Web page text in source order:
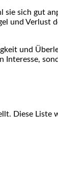
⁤sich ⁢gut
und Verlust
und
Diese